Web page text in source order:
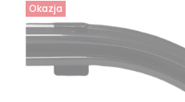
Okazja